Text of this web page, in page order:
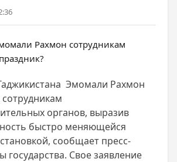
Эмомали Рахмон
органов, выразив
быстро меняющейся
сообщает пресс-
государства. Свое заявление